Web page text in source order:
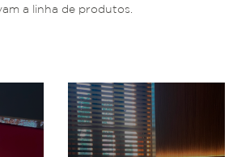
a linha de produtos.